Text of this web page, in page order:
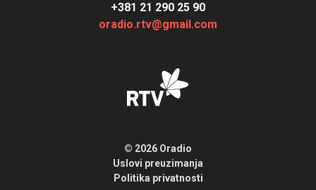
+381 21 290 25 90
oradio.rtv@gmail.com
© 2026 Oradio
Uslovi preuzimanja
Politika privatnosti